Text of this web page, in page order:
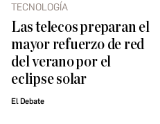
TECNOLOGÍA
Las telecos preparan el
mayor refuerzo de red
del verano por el
eclipse solar
El Debate